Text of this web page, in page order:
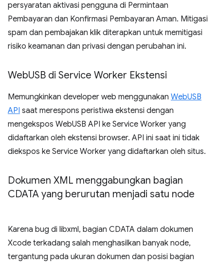
persyaratan aktivasi pengguna di Permintaan
Pembayaran dan Konfirmasi Pembayaran Aman. Mitigasi
spam dan pembajakan klik diterapkan untuk memitigasi
risiko keamanan dan privasi dengan perubahan ini.
WebUSB di Service Worker Ekstensi
Memungkinkan developer web menggunakan WebUSB
API saat merespons peristiwa ekstensi dengan
mengekspos WebUSB API ke Service Worker yang
didaftarkan oleh ekstensi browser. API ini saat ini tidak
diekspos ke Service Worker yang didaftarkan oleh situs.
Dokumen XML menggabungkan bagian
CDATA yang berurutan menjadi satu node
Karena bug di libxml, bagian CDATA dalam dokumen
Xcode terkadang salah menghasilkan banyak node,
tergantung pada ukuran dokumen dan posisi bagian